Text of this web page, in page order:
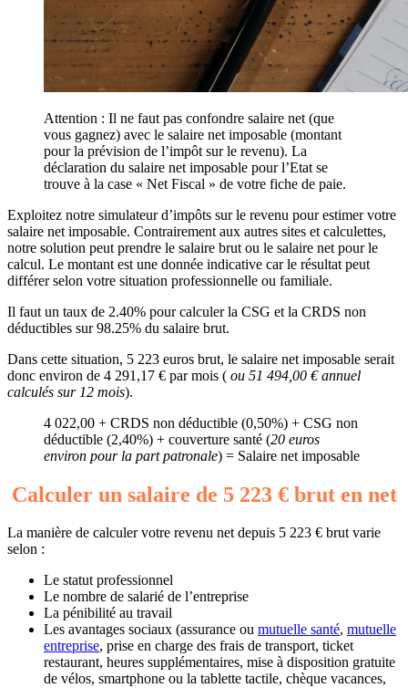
Attention : Il ne faut pas confondre salaire net (que
vous gagnez) avec le salaire net imposable (montant
pour la prévision de l’impôt sur le revenu). La
déclaration du salaire net imposable pour l’Etat se
trouve à la case « Net Fiscal » de votre fiche de paie.
Exploitez notre simulateur d’impôts sur le revenu pour estimer votre
salaire net imposable. Contrairement aux autres sites et calculettes,
notre solution peut prendre le salaire brut ou le salaire net pour le
calcul. Le montant est une donnée indicative car le résultat peut
différer selon votre situation professionnelle ou familiale.
Il faut un taux de 2.40% pour calculer la CSG et la CRDS non
déductibles sur 98.25% du salaire brut.
Dans cette situation, 5 223 euros brut, le salaire net imposable serait
donc environ de 4 291,17 € par mois ( ou 51 494,00 € annuel
calculés sur 12 mois).
4 022,00 + CRDS non déductible (0,50%) + CSG non
déductible (2,40%) + couverture santé (20 euros
environ pour la part patronale) = Salaire net imposable
Calculer un salaire de 5 223 € brut en net
La manière de calculer votre revenu net depuis 5 223 € brut varie
selon :
Le statut professionnel
Le nombre de salarié de l’entreprise
La pénibilité au travail
Les avantages sociaux (assurance ou mutuelle santé, mutuelle
entreprise, prise en charge des frais de transport, ticket
restaurant, heures supplémentaires, mise à disposition gratuite
de vélos, smartphone ou la tablette tactile, chèque vacances,